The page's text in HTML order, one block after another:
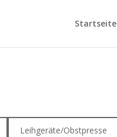
Startseite
Leihgeräte/Obstpresse